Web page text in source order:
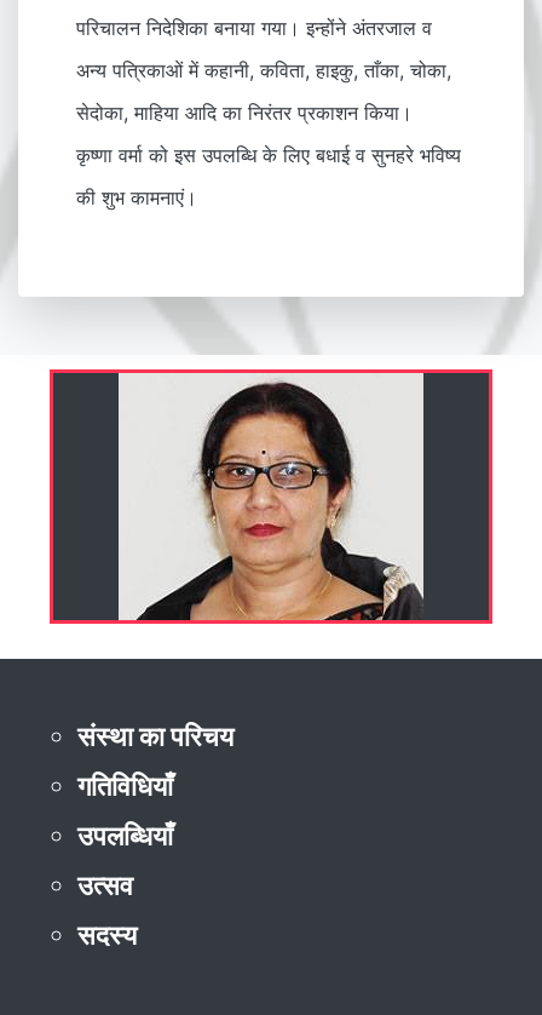
परिचालन निदेशिका बनाया गया। इन्होंने अंतरजाल व
अन्य पत्रिकाओं में कहानी, कविता, हाइकु, ताँका, चोका,
सेदोका, माहिया आदि का निरंतर प्रकाशन किया।
कृष्णा वर्मा को इस उपलब्धि के लिए बधाई व सुनहरे भविष्य
की शुभ कामनाएं।
संस्था का परिचय
गतिविधियाँ
उपलब्धियाँ
उत्सव
सदस्य